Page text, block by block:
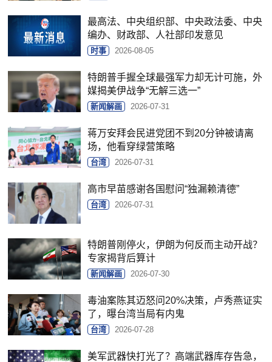
最高法、中央组织部、中央政法委、中央
编办、财政部、人社部印发意见
时事 2026-08-05
特朗普手握全球最强军力却无计可施，外
媒揭美伊战争“无解三选一”
新闻解画 2026-07-31
蒋万安拜会民进党团不到20分钟被请离
场，他看穿绿营策略
台湾 2026-07-31
高市早苗感谢各国慰问“独漏赖清德”
台湾 2026-07-31
特朗普刚停火，伊朗为何反而主动开战？
专家揭背后算计
新闻解画 2026-07-30
毒油案陈其迈怒问20%决策，卢秀燕证实
了，曝台湾当局有内鬼
台湾 2026-07-28
美军武器快打光了？高端武器库存告急，